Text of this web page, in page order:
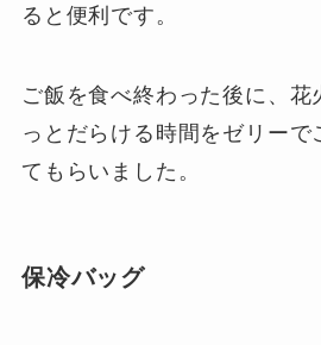
ると便利です。
ご飯を食べ終わった後に、花
っとだらける時間をゼリーで
てもらいました。
保冷バッグ